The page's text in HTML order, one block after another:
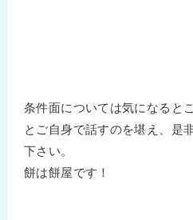
条件面については気になると
とご自身で話すのを堪え、是
下さい。
餅は餅屋です！